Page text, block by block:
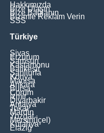
Hakkımızda
Bize Ulaşın
Bize Bağlanın
Bizimle Reklam Verin
SSS
Türkiye
Sivas
Erzurum
Samsun
Kastamonu
Balikesir
Şanliurfa
Konya
Manisa
Ankara
Bursa
Çorum
İzmir
Diyarbakir
Antalya
Tokat
Mardin
Yozgat
Mersin(İçel)
Kütahya
Elaziğ